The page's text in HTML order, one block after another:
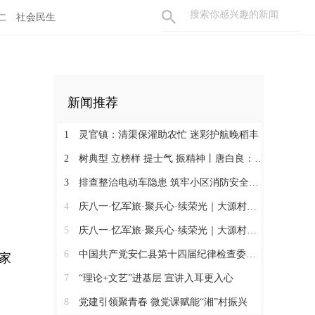
社会民生
新闻推荐
1 灵官镇：清渠保灌助农忙 迷彩护航晚稻丰
2 树典型 立榜样 提士气 振精神丨唐白良：三十载丹心映党徽 一腔热血暖万家
3 排查整治电动车隐患 筑牢小区消防安全防线
4 庆八一·忆军旅·聚兵心·续荣光｜大源村退役军人共话初心
5 庆八一·忆军旅·聚兵心·续荣光｜大源村退役军人共话初心
6 中国共产党安仁县第十四届纪律检查委员会召开第一次全体会议
7 “理论+文艺”进基层 宣讲入耳更入心
8 党建引领聚青春 微党课赋能“湘”村振兴